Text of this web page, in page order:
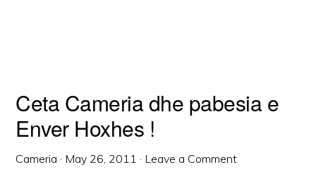
Ceta Cameria dhe pabesia e
Enver Hoxhes !
Cameria · May 26, 2011 · Leave a Comment